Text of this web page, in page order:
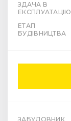
ЗДАЧА В
ЕКСПЛУАТАЦІЮ
ЕТАП
БУДІВНИЦТВА
ЗАБУДОВНИК